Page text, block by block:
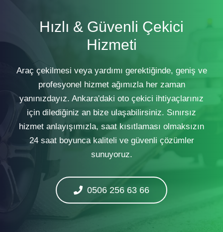
Hızlı & Güvenli Çekici
Hizmeti
Araç çekilmesi veya yardımı gerektiğinde, geniş ve
profesyonel hizmet ağımızla her zaman
yanınızdayız. Ankara'daki oto çekici ihtiyaçlarınız
için dilediğiniz an bize ulaşabilirsiniz. Sınırsız
hizmet anlayışımızla, saat kısıtlaması olmaksızın
24 saat boyunca kaliteli ve güvenli çözümler
sunuyoruz.
0506 256 63 66